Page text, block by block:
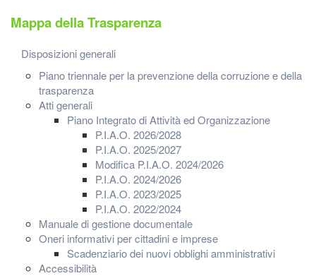
Mappa della Trasparenza
Disposizioni generali
Piano triennale per la prevenzione della corruzione e della
trasparenza
Atti generali
Piano Integrato di Attività ed Organizzazione
P.I.A.O. 2026/2028
P.I.A.O. 2025/2027
Modifica P.I.A.O. 2024/2026
P.I.A.O. 2024/2026
P.I.A.O. 2023/2025
P.I.A.O. 2022/2024
Manuale di gestione documentale
Oneri informativi per cittadini e imprese
Scadenziario dei nuovi obblighi amministrativi
Accessibilità